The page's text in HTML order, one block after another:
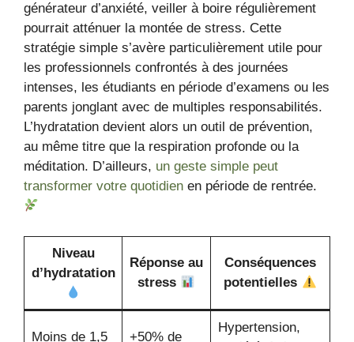
générateur d’anxiété, veiller à boire régulièrement
pourrait atténuer la montée de stress. Cette
stratégie simple s’avère particulièrement utile pour
les professionnels confrontés à des journées
intenses, les étudiants en période d’examens ou les
parents jonglant avec de multiples responsabilités.
L’hydratation devient alors un outil de prévention,
au même titre que la respiration profonde ou la
méditation. D’ailleurs, un geste simple peut
transformer votre quotidien en période de rentrée.
Niveau
d’hydratation
Réponse au
stress
Conséquences
potentielles
Moins de 1,5
+50% de
Hypertension,